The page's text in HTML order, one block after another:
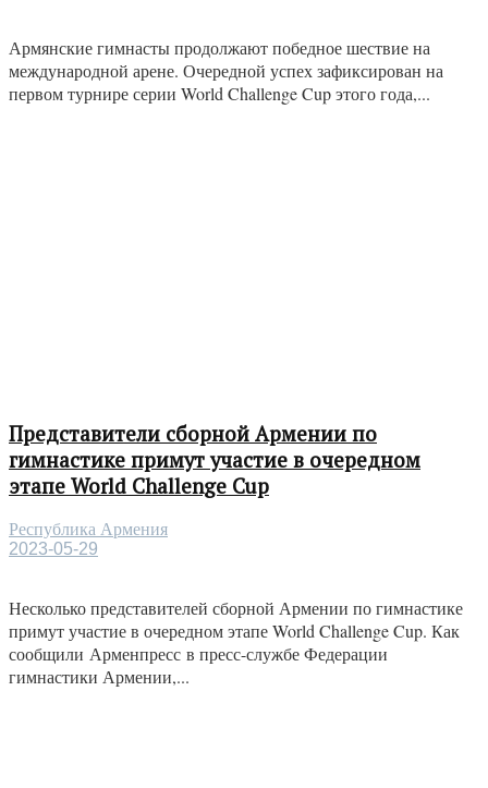
Армянские гимнасты продолжают победное шествие на
международной арене. Очередной успех зафиксирован на
первом турнире серии World Challenge Cup этого года,...
Представители сборной Армении по
гимнастике примут участие в очередном
этапе World Challenge Cup
Республика Армения
2023-05-29
Несколько представителей сборной Армении по гимнастике
примут участие в очередном этапе World Challenge Cup. Как
сообщили Арменпресс в пресс-службе Федерации
гимнастики Армении,...